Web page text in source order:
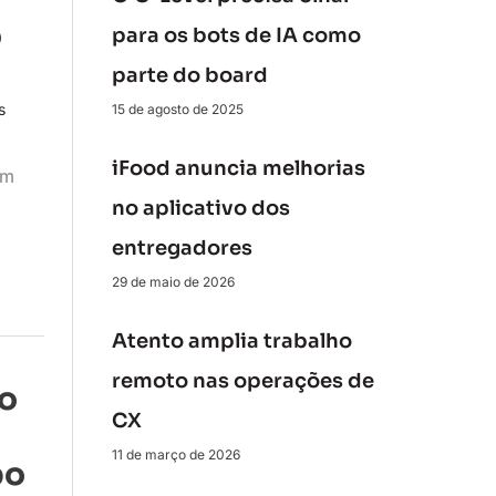
para os bots de IA como
parte do board
15 de agosto de 2025
iFood anuncia melhorias
no aplicativo dos
entregadores
29 de maio de 2026
Atento amplia trabalho
remoto nas operações de
CX
11 de março de 2026